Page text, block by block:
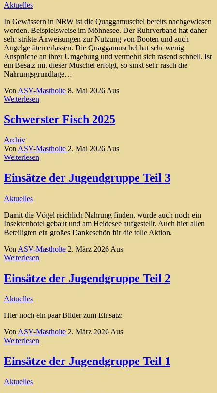
Aktuelles
In Gewässern in NRW ist die Quaggamuschel bereits nachgewiesen
worden. Beispielsweise im Möhnesee. Der Ruhrverband hat daher
sehr strikte Anweisungen zur Nutzung von Booten und auch
Angelgeräten erlassen. Die Quaggamuschel hat sehr wenig
Ansprüche an ihrer Umgebung und vermehrt sich rasend schnell. Ist
ein Besatz mit dieser Muschel erfolgt, so sinkt sehr rasch die
Nahrungsgrundlage…
Von ASV-Mastholte 8. Mai 2026 Aus
Weiterlesen
Schwerster Fisch 2025
Archiv
Von ASV-Mastholte 2. Mai 2026 Aus
Weiterlesen
Einsätze der Jugendgruppe Teil 3
Aktuelles
Damit die Vögel reichlich Nahrung finden, wurde auch noch ein
Insektenhotel gebaut und am Heidesee aufgestellt. Auch hier allen
Beteiligten ein großes Dankeschön für die tolle Aktion.
Von ASV-Mastholte 2. März 2026 Aus
Weiterlesen
Einsätze der Jugendgruppe Teil 2
Aktuelles
Hier noch ein paar Bilder zum Einsatz:
Von ASV-Mastholte 2. März 2026 Aus
Weiterlesen
Einsätze der Jugendgruppe Teil 1
Aktuelles